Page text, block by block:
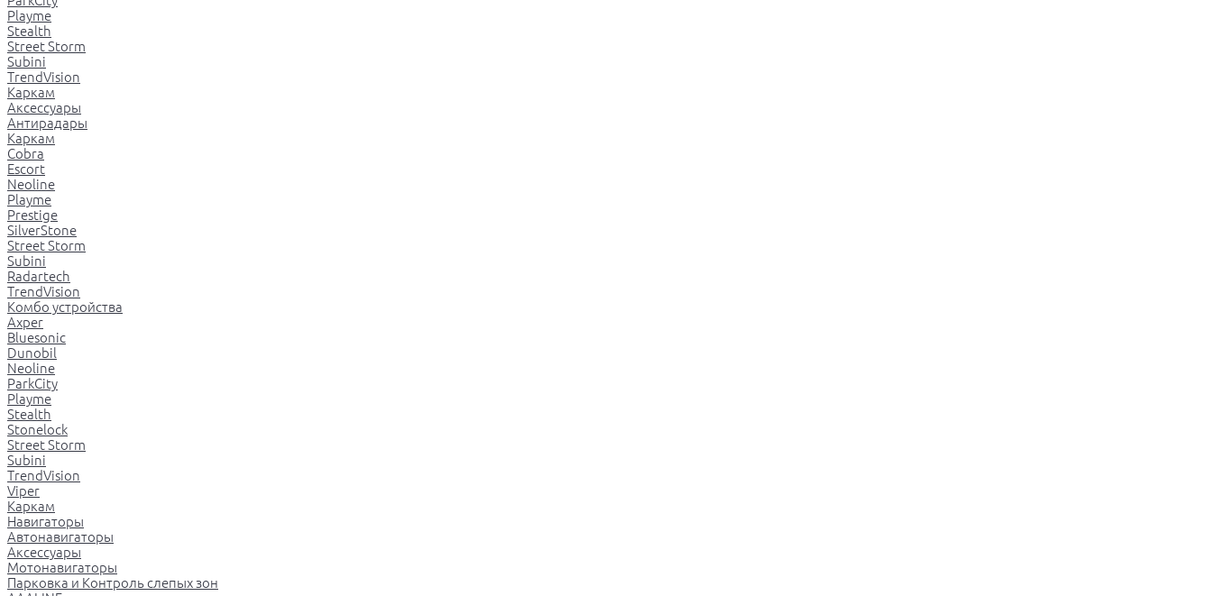
Playme
Stealth
Street Storm
Subini
TrendVision
Каркам
Аксессуары
Антирадары
Каркам
Cobra
Escort
Neoline
Playme
Prestige
SilverStone
Street Storm
Subini
Radartech
TrendVision
Комбо устройства
Axper
Bluesonic
Dunobil
Neoline
ParkCity
Playme
Stealth
Stonelock
Street Storm
Subini
TrendVision
Viper
Каркам
Навигаторы
Автонавигаторы
Аксессуары
Мотонавигаторы
Парковка и Контроль слепых зон